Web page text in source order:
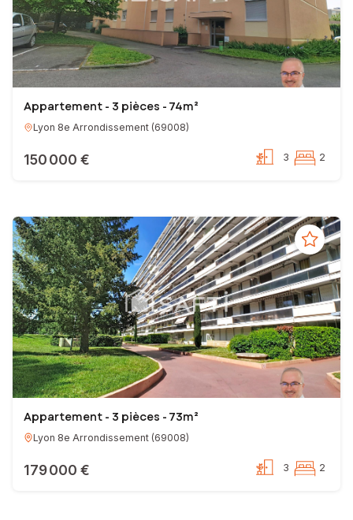
Appartement - 3 pièces - 74m²
Lyon 8e Arrondissement (69008)
150 000 € 3 2
Appartement - 3 pièces - 73m²
Lyon 8e Arrondissement (69008)
179 000 € 3 2